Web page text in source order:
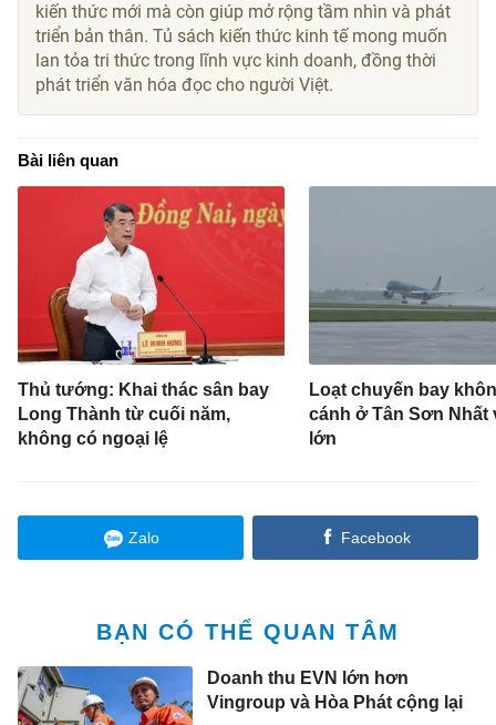
kiến thức mới mà còn giúp mở rộng tầm nhìn và phát
triển bản thân. Tủ sách kiến thức kinh tế mong muốn
lan tỏa tri thức trong lĩnh vực kinh doanh, đồng thời
phát triển văn hóa đọc cho người Việt.
Bài liên quan
Thủ tướng: Khai thác sân bay
Long Thành từ cuối năm,
không có ngoại lệ
Loạt chuyến bay
cánh ở Tân Sơn Nhất
lớn
Zalo Facebook
BẠN CÓ THỂ QUAN TÂM
Doanh thu EVN lớn hơn
Vingroup và Hòa Phát cộng lại